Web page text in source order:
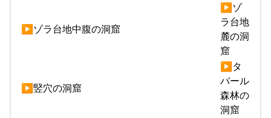
▶ゾラ台地中腹の洞窟
▶ゾ
ラ台地
麓の洞
窟
▶竪穴の洞窟
▶タ
バール
森林の
洞窟